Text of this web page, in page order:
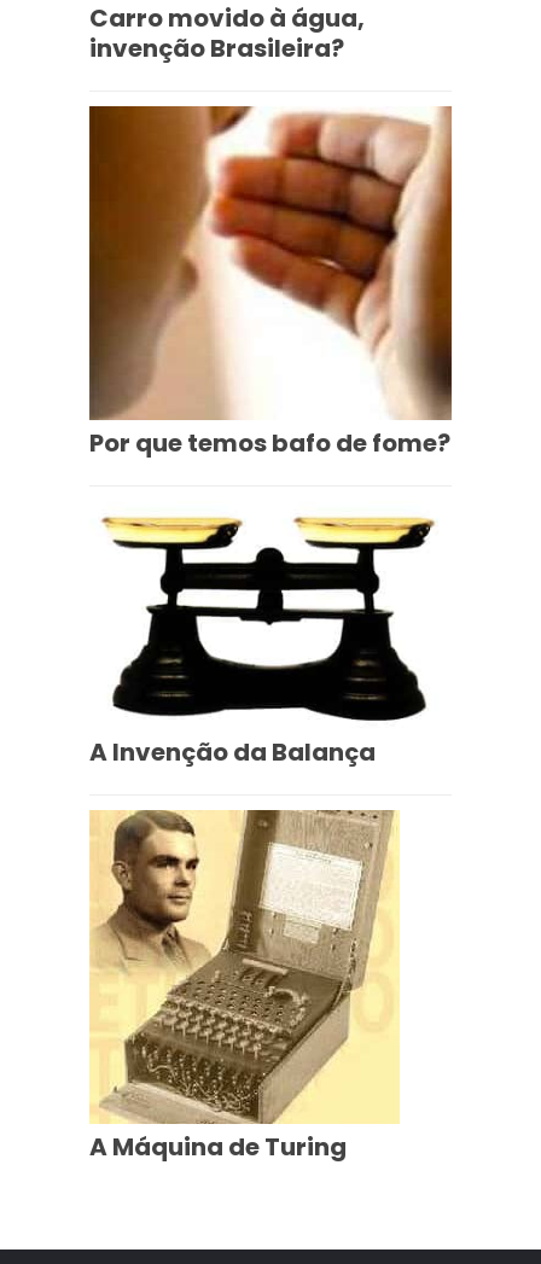
Carro movido à água,
invenção Brasileira?
Por que temos bafo de fome?
A Invenção da Balança
A Máquina de Turing